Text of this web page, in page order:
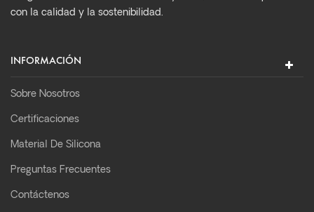
con la calidad y la sostenibilidad.
INFORMACIÓN
Sobre Nosotros
Certificaciones
Material De Silicona
Preguntas Frecuentes
Contáctenos